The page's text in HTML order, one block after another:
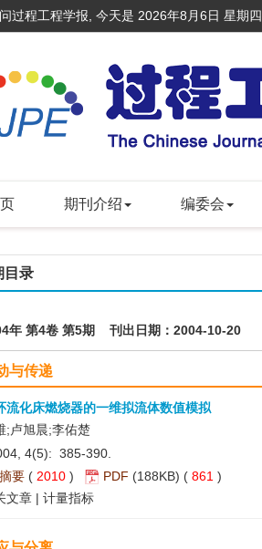
过程工程学报, 今天是 2026年8月6日 星期四
期刊介绍 编委会
目录
年 第4卷 第5期 刊出日期：2004-10-20
与传递
流化床燃烧器的一维拟流体数值模拟
;卢旭晨;李佑楚
4(5): 385-390.
摘要 ( 2010 ) PDF (188KB) ( 861 )
文章 | 计量指标